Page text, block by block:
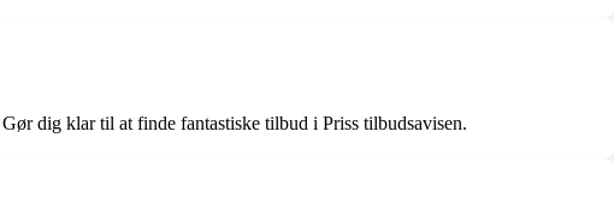
dig klar til at finde fantastiske tilbud i Priss tilbudsavisen.